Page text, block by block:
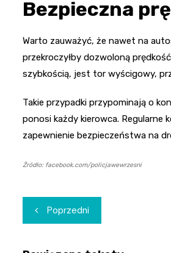
Bezpieczna
Warto zauważyć, że nawet na
przekroczyłby dozwoloną
szybkością, jest tor wyścigowy,
Takie przypadki przypominają o
ponosi każdy kierowca. Regularne
zapewnienie bezpieczeństwa na
Źródło: facebook.com/policjawewrzesni
Nawigacja
wpisu
Poprzedni